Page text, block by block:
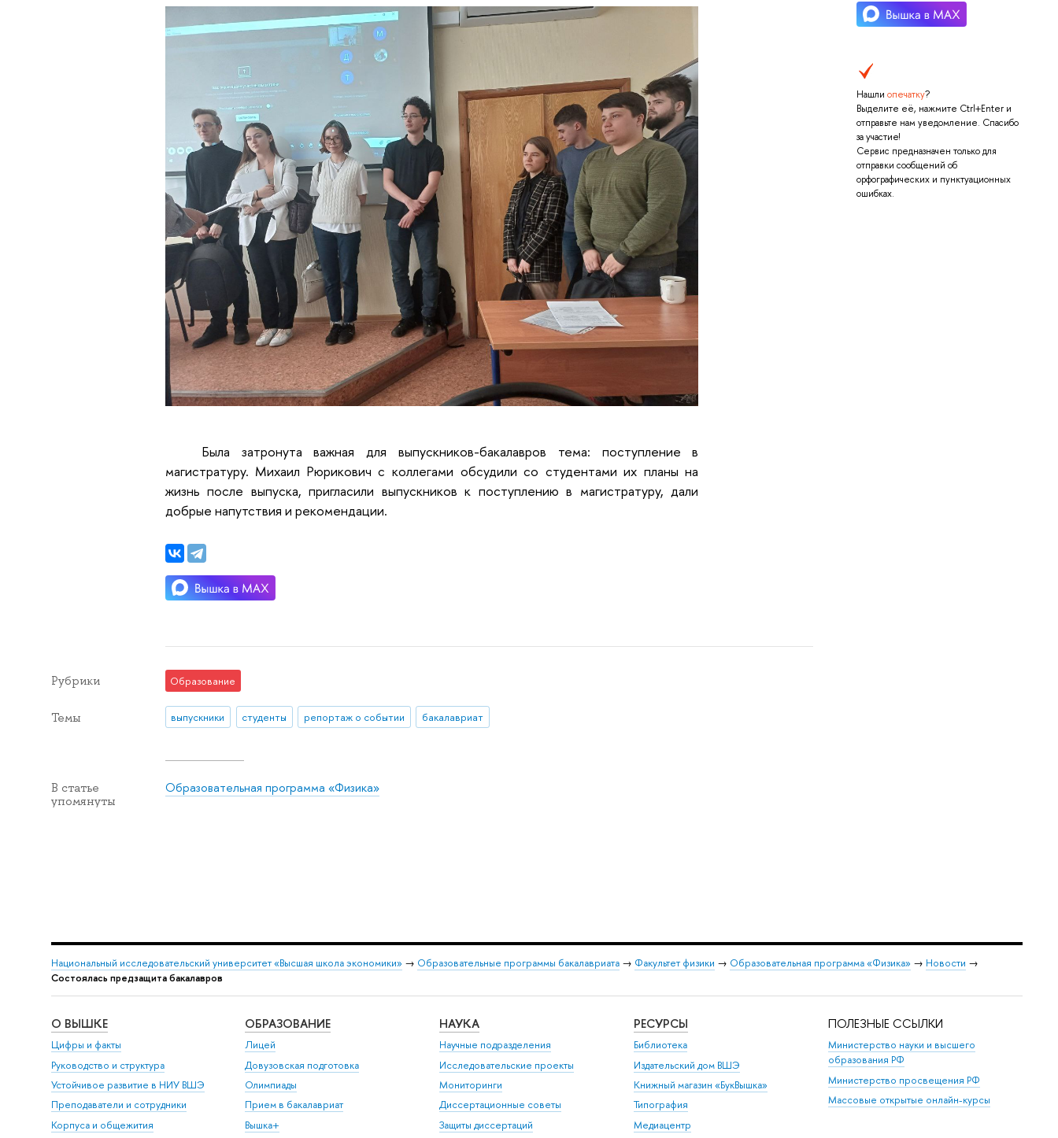
Нашли опечатку?
Выделите её, нажмите Ctrl+Enter и
отправьте нам уведомление. Спасибо
за участие!
Сервис предназначен только для
отправки сообщений об
орфографических и пунктуационных
ошибках.
Была затронута важная для выпускников-бакалавров тема: поступление в
магистратуру. Михаил Рюрикович с коллегами обсудили со студентами их планы на
жизнь после выпуска, пригласили выпускников к поступлению в магистратуру, дали
добрые напутствия и рекомендации.
Рубрики Образование
Темы выпускники студенты репортаж о событии бакалавриат
В статье
упомянуты
Образовательная программа «Физика»
Национальный исследовательский университет «Высшая школа экономики» → Образовательные программы бакалавриата→ Факультет физики → Образовательная программа «Физика» → Новости →
Состоялась предзащита бакалавров
О ВЫШКЕ
Цифры и факты
Руководство и структура
Устойчивое развитие в НИУ ВШЭ
Преподаватели и сотрудники
Корпуса и общежития
ОБРАЗОВАНИЕ
Лицей
Довузовская подготовка
Олимпиады
Прием в бакалавриат
Вышка+
НАУКА
Научные подразделения
Исследовательские проекты
Мониторинги
Диссертационные советы
Защиты диссертаций
РЕСУРСЫ
Библиотека
Издательский дом ВШЭ
Книжный магазин «БукВышка»
Типография
Медиацентр
ПОЛЕЗНЫЕ ССЫЛКИ
Министерство науки и высшего
образования РФ
Министерство просвещения РФ
Массовые открытые онлайн-курсы